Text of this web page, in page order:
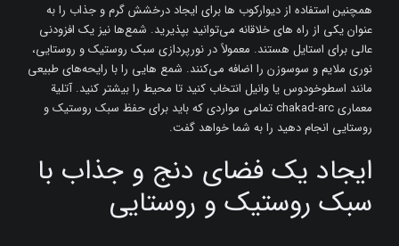
همچنین استفاده از دیوارکوب ‌ها برای ایجاد درخشش گرم و جذاب را به‌
عنوان یکی از راه‌ های خلاقانه می‌توانید بپذیرید. شمع‌ها نیز یک افزودنی
عالی برای استایل هستند. معمولاً در نورپردازی سبک روستیک و روستایی،
نوری ملایم و سوسوزن را اضافه می‌کنند. شمع ‌هایی را با رایحه‌های طبیعی
مانند اسطوخودوس یا وانیل انتخاب کنید تا محیط را بیشتر کنید. آتلیة
معماری chakad-arc تمامی مواردی که باید برای حفظ سبک روستیک و
روستایی انجام دهید را به شما خواهد گفت.
ایجاد یک فضای دنج و جذاب با
سبک روستیک و روستایی